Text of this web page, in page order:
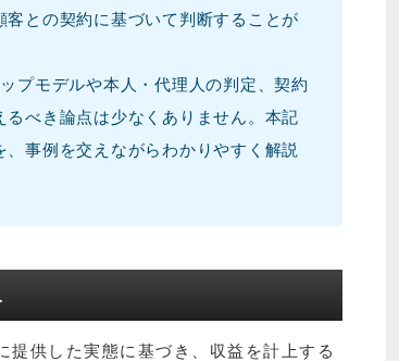
との契約に基づいて判断することが
プモデルや本人・代理人の判定、契約
べき論点は少なくありません。本記
事例を交えながらわかりやすく解説
供した実態に基づき、収益を計上する